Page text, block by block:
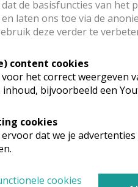
de basisfuncties van het
laten ons toe via de
deze verder te
content cookies
het correct weergeven
bijvoorbeeld een
cookies
dat we je
cookies